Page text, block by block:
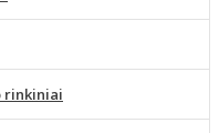
rinkiniai